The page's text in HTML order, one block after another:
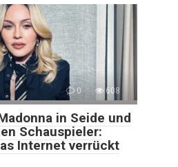
0 608
in Seide und
Schauspieler:
Internet verrückt